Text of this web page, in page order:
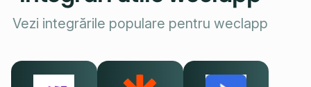
Vezi integrările populare pentru weclapp